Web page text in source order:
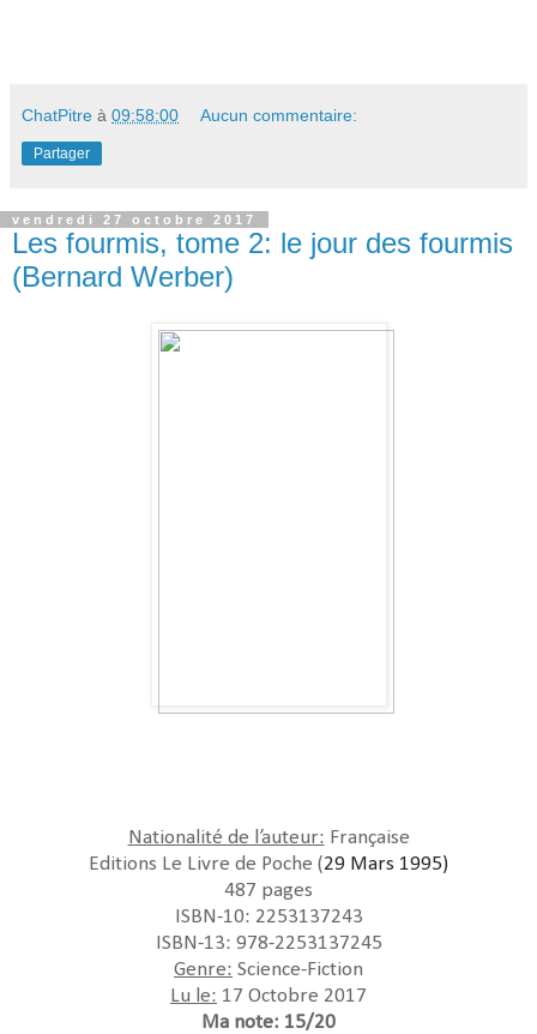
ChatPitre à 09:58:00 Aucun commentaire:
Partager
vendredi 27 octobre 2017
Les fourmis, tome 2: le jour des fourmis
(Bernard Werber)
Nationalité de l’auteur: Française
Editions Le Livre de Poche (29 Mars 1995)
487 pages
ISBN-10: 2253137243
ISBN-13: 978-2253137245
Genre: Science-Fiction
Lu le: 17 Octobre 2017
Ma note: 15/20